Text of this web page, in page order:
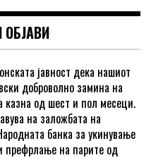
јавност дека нашиот
доброволно замина на
казна од шест и пол месеци.
на заложбата на
банка за укинување
префрлање на парите од